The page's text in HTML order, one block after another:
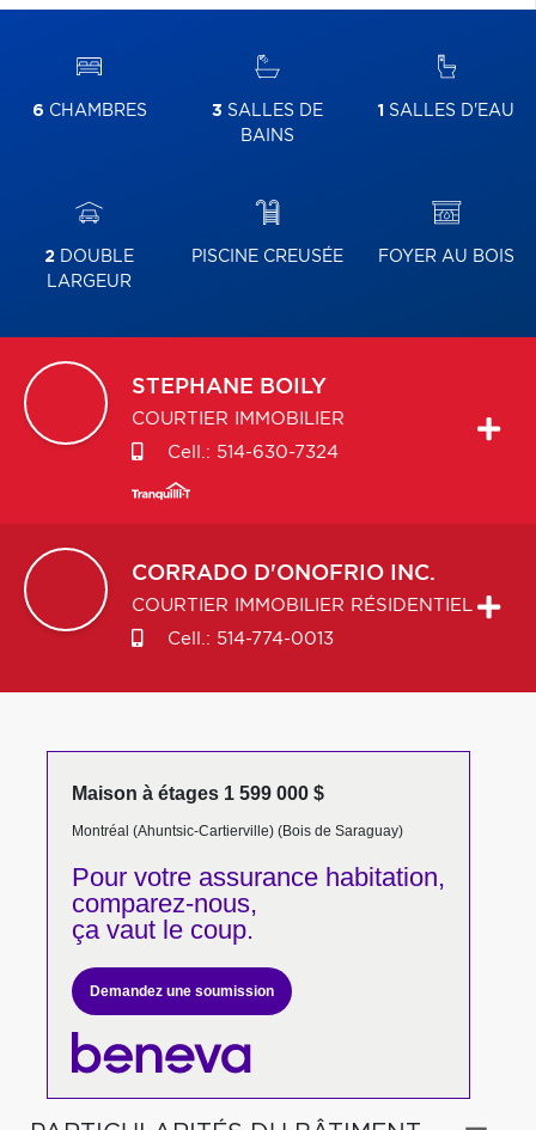
6 CHAMBRES 3 SALLES DE
BAINS
1 SALLES D'EAU
2 DOUBLE
LARGEUR
PISCINE CREUSÉE FOYER AU BOIS
STEPHANE BOILY
COURTIER IMMOBILIER
Cell.: 514-630-7324
CORRADO D'ONOFRIO INC.
COURTIER IMMOBILIER RÉSIDENTIEL
Cell.: 514-774-0013
Maison à étages 1 599 000 $
Montréal (Ahuntsic-Cartierville) (Bois de Saraguay)
Pour votreassurance habitation,
comparez-nous,
ça vaut le coup.
Demandez une soumission